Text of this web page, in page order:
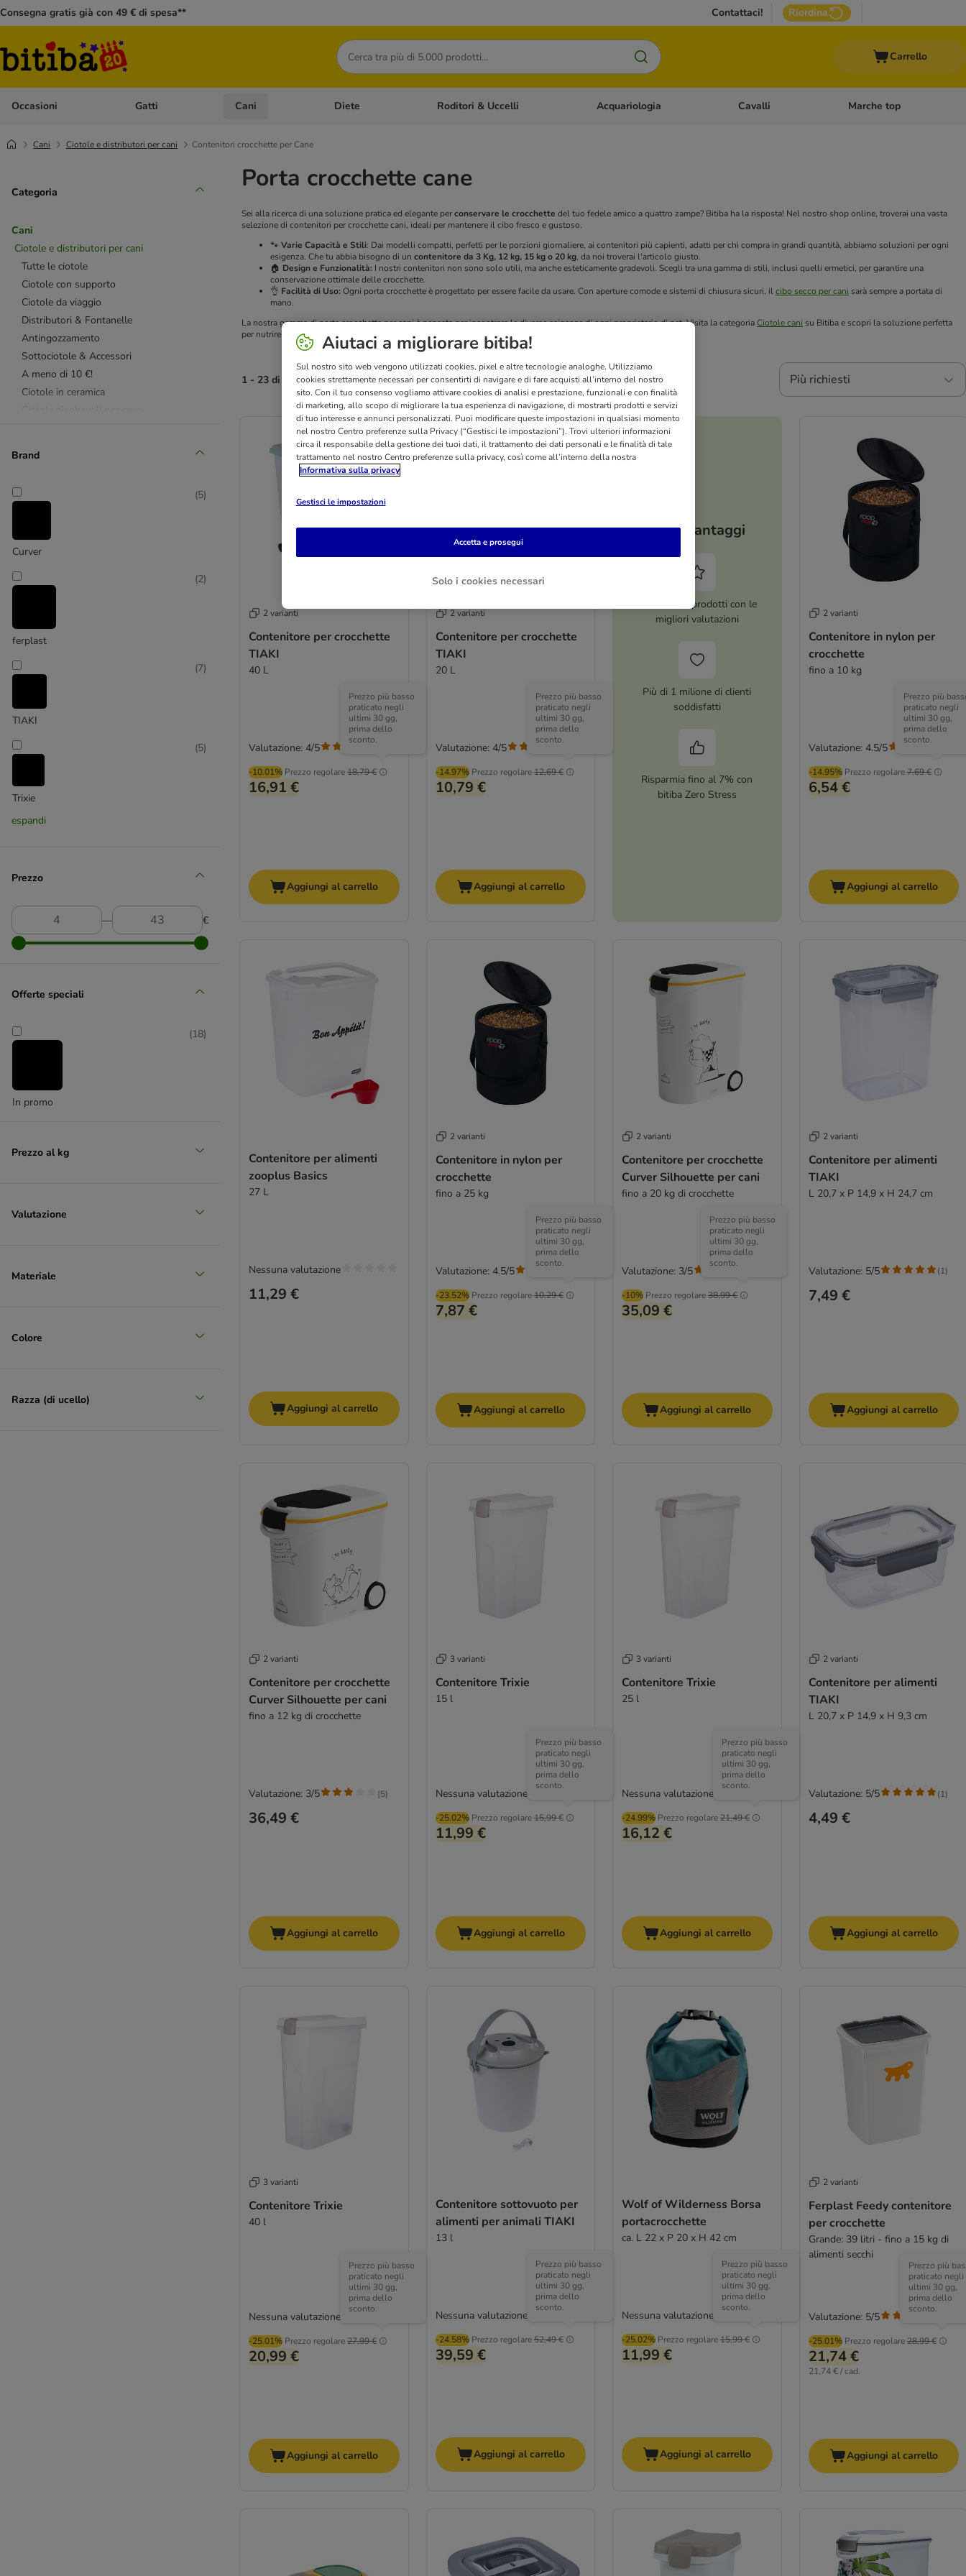
Consegna gratis già con 49 € di spesa** Contattaci! Riordina
Cerca
Carrello
Occasioni Apri Menù Categoria: Occasioni
Gatti Apri Menù Categoria: Gatti
Cani Apri Menù Categoria: Cani
Diete Apri Menù Categoria: Diete
Roditori & Uccelli Apri Menù Categoria: Roditori & Uccelli
Acquariologia Apri Menù Categoria: Acquariologia
Cavalli Apri Menù Categoria: Cavalli
Marche top
Cani Ciotole e distributori per cani Contenitori crocchette per Cane
Categoria
Cani
Ciotole e distributori per cani
Tutte le ciotole
Ciotole con supporto
Ciotole da viaggio
Distributori & Fontanelle
Antingozzamento
Sottociotole & Accessori
A meno di 10 €!
Ciotole in ceramica
Brand
Curver
(5)
ferplast
(2)
TIAKI
(7)
Trixie
(5)
Wolf of Wilderness
espandi
Prezzo
― €
Offerte speciali
In promo
(18)
Prezzo al kg
Valutazione
Materiale
Colore
Razza (di ucello)
Porta crocchette cane
Sei alla ricerca di una soluzione pratica ed elegante perconservare le crocchette del tuo fedele amico a quattro zampe? Bitiba ha la risposta! Nel nostro shop online, troverai una vasta
selezione di contenitori per crocchette cani, ideali per mantenere il cibo fresco e gustoso.
🐾 Varie Capacità e Stili: Dai modelli compatti, perfetti per le porzioni giornaliere, ai contenitori più capienti, adatti per chi compra in grandi quantità, abbiamo soluzioni per ogni
esigenza. Che tu abbia bisogno di un contenitore da 3 Kg, 12 kg, 15 kg o 20 kg, da noi troverai l'articolo giusto.
🏠 Design e Funzionalità: I nostri contenitori non sono solo utili, ma anche esteticamente gradevoli. Scegli tra una gamma di stili, inclusi quelli ermetici, per garantire una
conservazione ottimale delle crocchette.
👌 Facilità di Uso:Ogni porta crocchette è progettato per essere facile da usare. Con aperture comode e sistemi di chiusura sicuri, ilcibo secco per cani sarà sempre a portata di
mano.
La nostra gamma di porta crocchette per cani è pensata per incontrare le diverse esigenze di ogni proprietario di pet. Visita la categoriaCiotole cani su Bitiba e scopri la soluzione perfetta
per nutrire il tuo amico peloso. Con Bitiba, il benessere del tuo cane è sempre al primo posto!
1 - 23 di 23 risultati Più richiesti
2 varianti
Contenitore per crocchette
TIAKI
40 L
-10.01% Prezzo regolare18,79 €
Prezzo più basso
praticato negli
ultimi 30 gg,
prima dello
sconto.
16,91 €
Valutazione: 4/5
Aggiungi al carrello
2 varianti
Contenitore per crocchette
TIAKI
20 L
-14.97% Prezzo regolare12,69 €
Prezzo più basso
praticato negli
ultimi 30 gg,
prima dello
sconto.
10,79 €
Valutazione: 4/5
Aggiungi al carrello
I tuoi vantaggi
Oltre 8.000 prodotti con le
migliori valutazioni
Più di 1 milione di clienti
soddisfatti
Risparmia fino al 7% con
bitiba Zero Stress
2 varianti
Contenitore in nylon per
crocchette
fino a 10 kg
-14.95% Prezzo regolare7,69 €
Prezzo più
praticato negli
ultimi 30 gg,
prima dello
sconto.
6,54 €
Valutazione: 4.5/5
Aggiungi al carrello
Contenitore per alimenti
zooplus Basics
27 L
11,29 €
Nessuna valutazione
Aggiungi al carrello
2 varianti
Contenitore in nylon per
crocchette
fino a 25 kg
-23.52% Prezzo regolare10,29 €
Prezzo più basso
praticato negli
ultimi 30 gg,
prima dello
sconto.
7,87 €
Valutazione: 4.5/5
Aggiungi al carrello
2 varianti
Contenitore per crocchette
Curver Silhouette per cani
fino a 20 kg di crocchette
-10% Prezzo regolare38,99 €
Prezzo più basso
praticato negli
ultimi 30 gg,
prima dello
sconto.
35,09 €
Valutazione: 3/5
Aggiungi al carrello
2 varianti
Contenitore per alimenti
TIAKI
L 20,7 x P 14,9 x H 24,7 cm
7,49 €
Valutazione: 5/5 (1)
Aggiungi al carrello
2 varianti
Contenitore per crocchette
Curver Silhouette per cani
fino a 12 kg di crocchette
36,49 €
Valutazione: 3/5 (5)
Aggiungi al carrello
3 varianti
Contenitore Trixie
15 l
-25.02% Prezzo regolare15,99 €
Prezzo più basso
praticato negli
ultimi 30 gg,
prima dello
sconto.
11,99 €
Nessuna valutazione
Aggiungi al carrello
3 varianti
Contenitore Trixie
25 l
-24.99% Prezzo regolare21,49 €
Prezzo più basso
praticato negli
ultimi 30 gg,
prima dello
sconto.
16,12 €
Nessuna valutazione
Aggiungi al carrello
2 varianti
Contenitore per alimenti
TIAKI
L 20,7 x P 14,9 x H 9,3 cm
4,49 €
Valutazione: 5/5 (1)
Aggiungi al carrello
3 varianti
Contenitore Trixie
40 l
-25.01% Prezzo regolare27,99 €
Prezzo più basso
praticato negli
ultimi 30 gg,
prima dello
sconto.
20,99 €
Nessuna valutazione
Aggiungi al carrello
Contenitore sottovuoto per
alimenti per animali TIAKI
13 l
-24.58% Prezzo regolare52,49 €
Prezzo più basso
praticato negli
ultimi 30 gg,
prima dello
sconto.
39,59 €
Nessuna valutazione
Aggiungi al carrello
Wolf of Wilderness Borsa
portacrocchette
ca. L 22 x P 20 x H 42 cm
-25.02% Prezzo regolare15,99 €
Prezzo più basso
praticato negli
ultimi 30 gg,
prima dello
sconto.
11,99 €
Nessuna valutazione
Aggiungi al carrello
2 varianti
Ferplast Feedy contenitore
per crocchette
Grande: 39 litri - fino a 15 kg di
alimenti secchi
-25.01% Prezzo regolare28,99 €
Prezzo più
praticato negli
ultimi 30 gg,
prima dello
sconto.
21,74 €
21,74 € / cad.
Valutazione: 5/5
Aggiungi al carrello
Aiutaci a migliorare bitiba!
Sul nostro sito web vengono utilizzati cookies, pixel e altre tecnologie analoghe. Utilizziamo
cookies strettamente necessari per consentirti di navigare e di fare acquisti all’interno del nostro
sito. Con il tuo consenso vogliamo attivare cookies di analisi e prestazione, funzionali e con finalità
di marketing, allo scopo di migliorare la tua esperienza di navigazione, di mostrarti prodotti e servizi
di tuo interesse e annunci personalizzati. Puoi modificare queste impostazioni in qualsiasi momento
nel nostro Centro preferenze sulla Privacy (“Gestisci le impostazioni”). Trovi ulteriori informazioni
circa il responsabile della gestione dei tuoi dati, il trattamento dei dati personali e le finalità di tale
trattamento nel nostro Centro preferenze sulla privacy, così come all’interno della nostra
Informativa sulla privacy
Gestisci le impostazioni
Solo i cookies necessari
Accetta e prosegui